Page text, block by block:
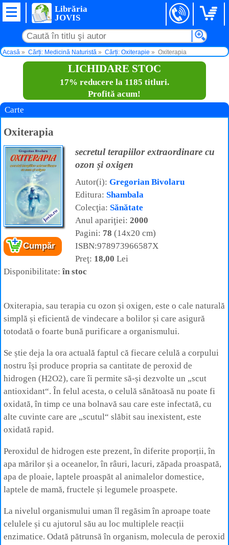
Librăria
JOVIS
Acasă Cărți: Medicină Naturistă Cărți: Oxiterapie Oxiterapia
LICHIDARE STOC
17% reducere la 1185 titluri.
Profită acum!
Carte
Oxiterapia
Oxiterapia – secretul terapiilor
extraordinare cu ozon și oxigen
Autor:
Gregorian Bivolaru
Editura:
Shambala
Cumpăr
secretul terapiilor extraordinare cu
ozon și oxigen
Autor(i): Gregorian Bivolaru
Editura: Shambala
Colecţia: Sănătate
Anul apariţiei: 2000
Pagini: 78 (14x20 cm)
ISBN:978973966587X
Preţ: 18,00 Lei
Disponibilitate:în stoc
Oxiterapia, sau terapia cu ozon și oxigen, este o cale naturală
simplă și eficientă de vindecare a bolilor și care asigură
totodată o foarte bună purificare a organismului.
Se știe deja la ora actuală faptul că fiecare celulă a corpului
nostru își produce propria sa cantitate de peroxid de
hidrogen (H2O2), care îi permite să-și dezvolte un „scut
antioxidant“. În felul acesta, o celulă sănătoasă nu poate fi
oxidată, în timp ce una bolnavă sau care este infectată, cu
alte cuvinte care are „scutul“ slăbit sau inexistent, este
oxidată rapid.
Peroxidul de hidrogen este prezent, în diferite proporții, în
apa mărilor și a oceanelor, în râuri, lacuri, zăpada proaspată,
apa de ploaie, laptele proaspăt al animalelor domestice,
laptele de mamă, fructele și legumele proaspete.
La nivelul organismului uman îl regăsim în aproape toate
celulele și cu ajutorul său au loc multiplele reacții
enzimatice. Odată pătrunsă în organism, molecula de peroxid